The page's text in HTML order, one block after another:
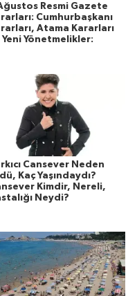
Resmi Gazete
Cumhurbaşkanı
Atama Kararları
Yeni Yönetmelikler:
Cansever Neden
Kaç Yaşındaydı?
Kimdir, Nereli,
Neydi?